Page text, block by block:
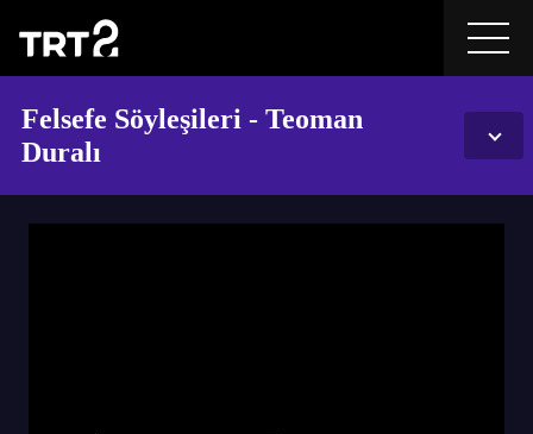
Felsefe Söyleşileri - Teoman
Duralı